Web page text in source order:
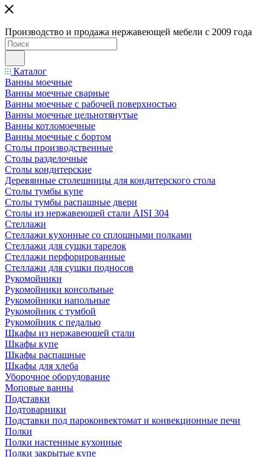
Производство и продажа нержавеющей мебели с 2009 года
Каталог
Ванны моечные
Ванны моечные сварные
Ванны моечные с рабочей поверхностью
Ванны моечные цельнотянутые
Ванны котломоечные
Ванны моечные с бортом
Столы производственные
Столы разделочные
Столы кондитерские
Деревянные столешницы для кондитерского стола
Столы тумбы купе
Столы тумбы распашные двери
Столы из нержавеющей стали AISI 304
Стеллажи
Стеллажи кухонные со сплошными полками
Стеллажи для сушки тарелок
Стеллажи перфорированные
Стеллажи для сушки подносов
Рукомойники
Рукомойники консольные
Рукомойники напольные
Рукомойник с тумбой
Рукомойник с педалью
Шкафы из нержавеющей стали
Шкафы купе
Шкафы распашные
Шкафы для хлеба
Уборочное оборудование
Моповые ванны
Подставки
Подтоварники
Подставки под пароконвектомат и конвекционные печи
Полки
Полки настенные кухонные
Полки закрытые купе